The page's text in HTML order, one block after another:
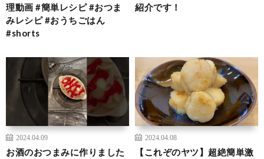
理動画 #簡単レシピ #おつま
みレシピ #おうちごはん
#shorts
紹介です！
2024.04.09
お酒のおつまみに作りました
2024.04.08
【これぞのヤツ】超絶簡単激